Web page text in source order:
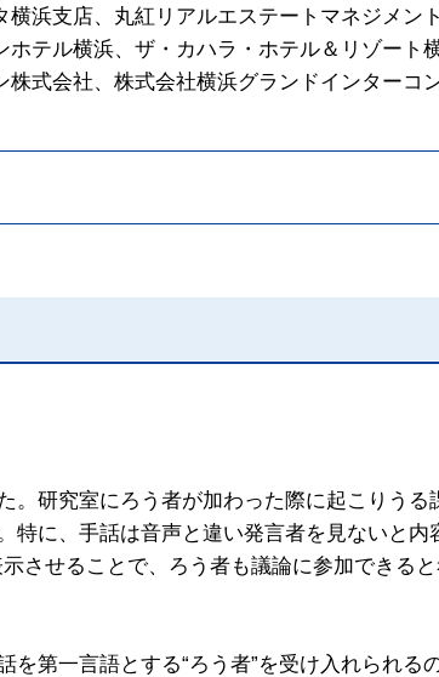
横浜支店、丸紅リアルエステートマネジメン
ホテル横浜、ザ・カハラ・ホテル＆リゾート
式会社、株式会社横浜グランドインターコ
研究室にろう者が加わった際に起こりうる
に、手話は音声と違い発言者を見ないと内
させることで、ろう者も議論に参加できると
第一言語とする“ろう者”を受け入れられる